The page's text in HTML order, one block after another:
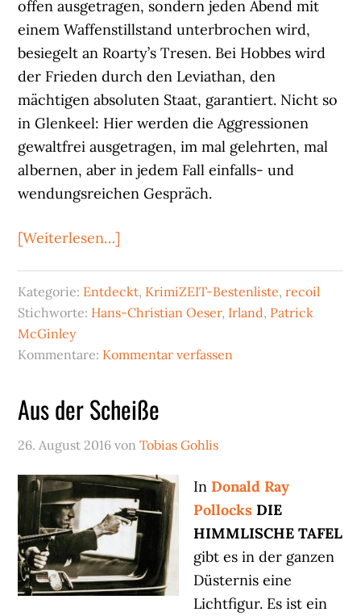
offen ausgetragen, sondern jeden Abend mit
einem Waffenstillstand unterbrochen wird,
besiegelt an Roarty’s Tresen. Bei Hobbes wird
der Frieden durch den Leviathan, den
mächtigen absoluten Staat, garantiert. Nicht so
in Glenkeel: Hier werden die Aggressionen
gewaltfrei ausgetragen, im mal gelehrten, mal
albernen, aber in jedem Fall einfalls- und
wendungsreichen Gespräch.
[Weiterlesen…]
Ginley:
Bogmail
Kategorie: Entdeckt, KrimiZEIT-Bestenliste,recoil
Stichworte: Hans-Christian Oeser, Irland, Patrick
McGinley
Kommentare: Kommentar verfassen
Aus der Scheiße
26. August 2016 vonTobias Gohlis
In Donald Ray
Pollocks DIE
HIMMLISCHE TAFEL
gibt es in der ganzen
Düsternis eine
Lichtfigur. Es ist ein